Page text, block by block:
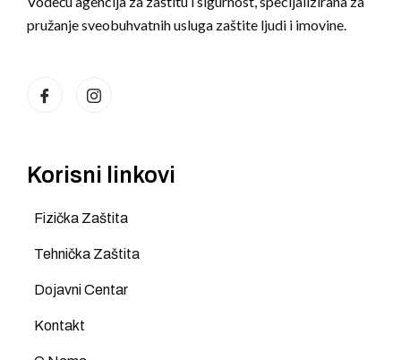
pružanje sveobuhvatnih usluga zaštite ljudi i imovine.
Korisni linkovi
Fizička Zaštita
Tehnička Zaštita
Dojavni Centar
Kontakt